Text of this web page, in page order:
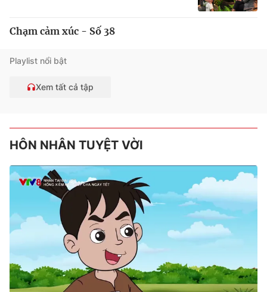
Chạm cảm xúc - Số 38
Playlist nổi bật
Xem tất cả tập
HÔN NHÂN TUYỆT VỜI